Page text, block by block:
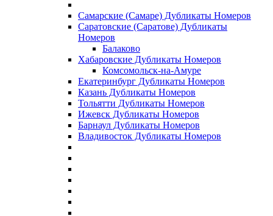
Самарские (Самаре) Дубликаты Номеров
Саратовские (Саратове) Дубликаты
Номеров
Балаково
Хабаровские Дубликаты Номеров
Комсомольск-на-Амуре
Екатеринбург Дубликаты Номеров
Казань Дубликаты Номеров
Тольятти Дубликаты Номеров
Ижевск Дубликаты Номеров
Барнаул Дубликаты Номеров
Владивосток Дубликаты Номеров